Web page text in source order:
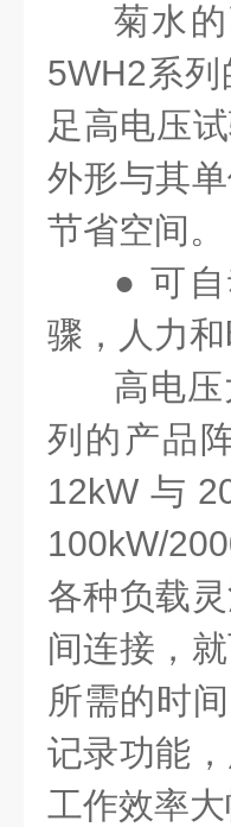
菊水
5WH2系
足高电压
外形与其
节省空间。
● 可
骤，人力和
高电
列的产品
12kW与
100kW/
各种负载
间连接，
所需的时
记录功能
工作效率大